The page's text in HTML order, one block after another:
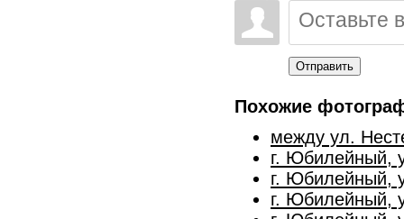
Отправить
Похожие
между ул.
г. Юбилейный,
г. Юбилейный,
г. Юбилейный,